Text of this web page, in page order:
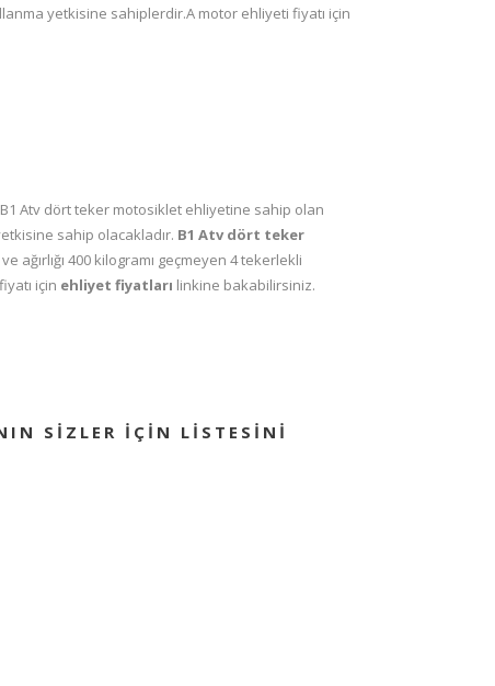
yetkisine sahiplerdir.A motor ehliyeti fiyatı için
B1 Atv dört teker motosiklet ehliyetine sahip olan
sahip olacakladır. B1 Atv dört teker
ağırlığı 400 kilogramı geçmeyen 4 tekerlekli
için ehliyet fiyatları linkine bakabilirsiniz.
SIZLER IÇIN LISTESINI